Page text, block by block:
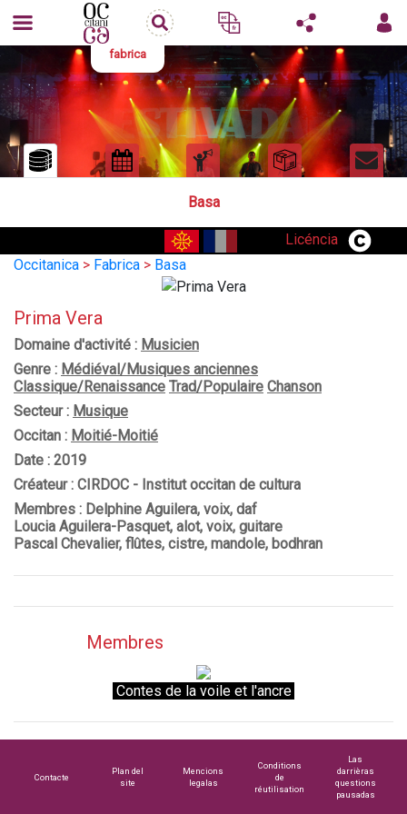
fabrica
Basa
Licéncia
Occitanica > Fabrica > Basa
Prima Vera
Domaine d'activité : Musicien
Genre : Médiéval/Musiques anciennes
Classique/Renaissance Trad/Populaire Chanson
Secteur : Musique
Occitan : Moitié-Moitié
Date : 2019
Créateur : CIRDOC - Institut occitan de cultura
Membres : Delphine Aguilera, voix, daf
Loucia Aguilera-Pasquet, alot, voix, guitare
Pascal Chevalier, flûtes, cistre, mandole, bodhran
Membres
Contes de la voile et l'ancre
Contacte
Plan del
site
Mencions
legalas
Conditions
de
réutilisation
Las
darrièras
questions
pausadas